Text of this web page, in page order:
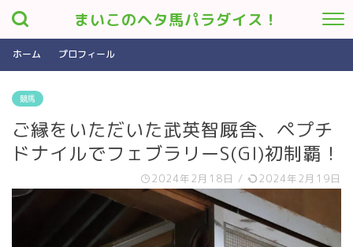
まいこのヘタ馬パラダイス！
ホーム プロフィール
競馬
ご縁をいただいた武英智厩舎、ペプチ
ドナイルでフェブラリーS(GI)初制覇！
2024年2月18日 / 2024年2月19日